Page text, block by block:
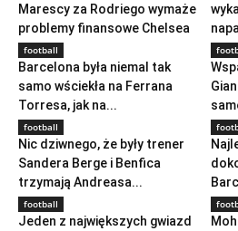
Marescy za Rodriego wymaże
problemy finansowe Chelsea
football
Barcelona była niemal tak
samo wściekła na Ferrana
Torresa, jak na...
football
Nic dziwnego, że były trener
Sandera Berge i Benfica
trzymają Andreasa...
football
Jeden z największych gwiazd